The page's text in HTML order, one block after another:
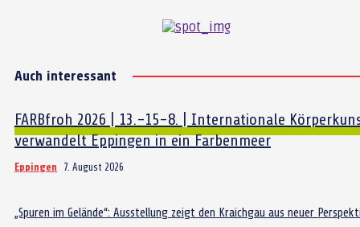
Auch interessant
FARBfroh 2026 | 13.-15-8. | Internationale
verwandelt Eppingen in ein Farbenmeer
Eppingen 7. August 2026
„Spuren im Gelände“: Ausstellung zeigt den Kraichgau aus neuer